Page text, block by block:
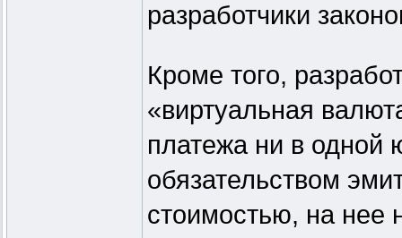
разработчики
Кроме того,
«виртуальная
платежа ни в одной
обязательством
стоимостью, на нее